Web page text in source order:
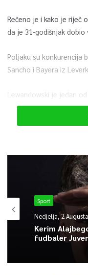
Rečeno je i kako je
da je 31-godišnjak dobio
Poljaku su konkurencija
Sancho i Bayera iz
Lewandowski je jedan
zemlji boravi već
Sport
Nedjelja, 2
Kerim
fudbaler